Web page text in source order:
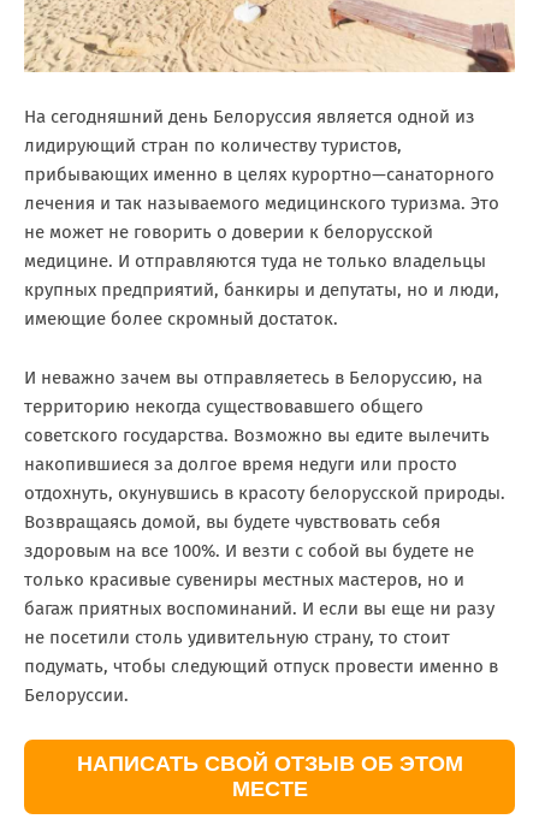
На сегодняшний день Белоруссия является одной из
лидирующий стран по количеству туристов,
прибывающих именно в целях курортно—санаторного
лечения и так называемого медицинского туризма. Это
не может не говорить о доверии к белорусской
медицине. И отправляются туда не только владельцы
крупных предприятий, банкиры и депутаты, но и люди,
имеющие более скромный достаток.
И неважно зачем вы отправляетесь в Белоруссию, на
территорию некогда существовавшего общего
советского государства. Возможно вы едите вылечить
накопившиеся за долгое время недуги или просто
отдохнуть, окунувшись в красоту белорусской природы.
Возвращаясь домой, вы будете чувствовать себя
здоровым на все 100%. И везти с собой вы будете не
только красивые сувениры местных мастеров, но и
багаж приятных воспоминаний. И если вы еще ни разу
не посетили столь удивительную страну, то стоит
подумать, чтобы следующий отпуск провести именно в
Белоруссии.
НАПИСАТЬ СВОЙ ОТЗЫВ ОБ ЭТОМ
МЕСТЕ